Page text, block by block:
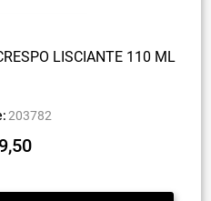
LISCIANTE 110 ML
203782